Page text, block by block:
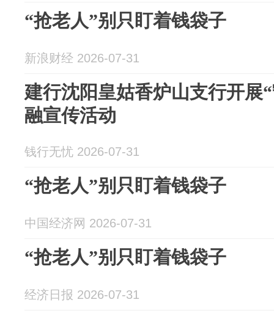
“抢老人”别只盯着钱袋子
新浪财经 2026-07-31
建行沈阳皇姑香炉山支行开展
融宣传活动
钱行无忧 2026-07-31
“抢老人”别只盯着钱袋子
中国经济网 2026-07-31
“抢老人”别只盯着钱袋子
经济日报 2026-07-31